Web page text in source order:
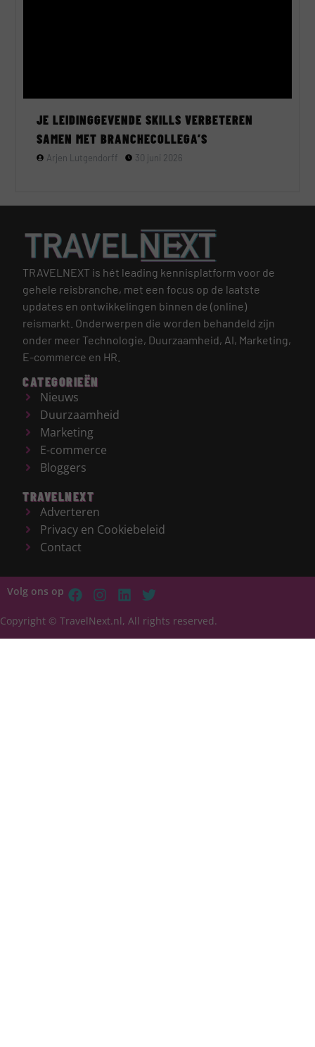
JE LEIDINGGEVENDE SKILLS VERBETEREN
SAMEN MET BRANCHECOLLEGA’S
Arjen Lutgendorff 30 juni 2026
TRAVELNEXT is hét leading kennisplatform voor de
gehele reisbranche, met een focus op de laatste
updates en ontwikkelingen binnen de (online)
reismarkt. Onderwerpen die worden behandeld zijn
onder meer Technologie, Duurzaamheid, AI, Marketing,
E-commerce en HR.
CATEGORIEËN
Nieuws
Duurzaamheid
Marketing
E-commerce
Bloggers
TRAVELNEXT
Adverteren
Privacy en Cookiebeleid
Contact
Volg ons op
Copyright © TravelNext.nl, All rights reserved.